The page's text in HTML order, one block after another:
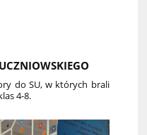
do SU, w których brali
4-8.